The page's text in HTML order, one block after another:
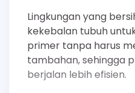
Lingkungan yang
kekebalan tubuh
primer tanpa harus
tambahan, sehingga
berjalan lebih efisien.